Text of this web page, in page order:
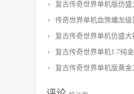
复古传奇世界单机版仿
传奇世界单机血煞蟠龙
复古传奇世界单机仿盛
复古传奇世界单机1.7纯
复古传奇世界单机版黄